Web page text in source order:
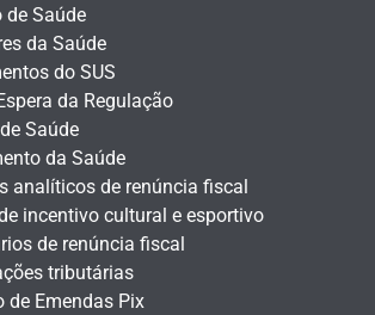
de Saúde
da Saúde
do SUS
da Regulação
Saúde
da Saúde
analíticos de renúncia fiscal
incentivo cultural e esportivo
de renúncia fiscal
tributárias
de Emendas Pix